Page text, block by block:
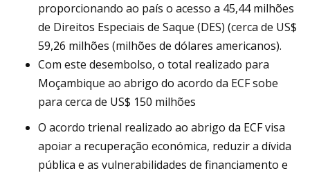
proporcionando ao país o acesso a 45,44 milhões
de Direitos Especiais de Saque (DES) (cerca de US$
59,26 milhões (milhões de dólares americanos).
Com este desembolso, o total realizado para
Moçambique ao abrigo do acordo da ECF sobe
para cerca de US$ 150 milhões
O acordo trienal realizado ao abrigo da ECF visa
apoiar a recuperação económica, reduzir a dívida
pública e as vulnerabilidades de financiamento e